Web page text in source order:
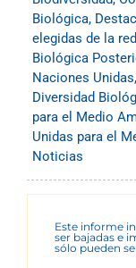
Biológica,
elegidas de la
Biológica
Naciones Unidas,
Diversidad
para el Medio
Unidas para el
Noticias
Este informe
ser bajadas e
sólo pueden